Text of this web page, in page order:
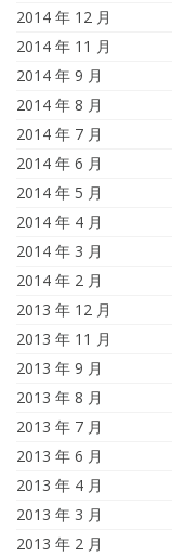
2014 年 12 月
2014 年 11 月
2014 年 9 月
2014 年 8 月
2014 年 7 月
2014 年 6 月
2014 年 5 月
2014 年 4 月
2014 年 3 月
2014 年 2 月
2013 年 12 月
2013 年 11 月
2013 年 9 月
2013 年 8 月
2013 年 7 月
2013 年 6 月
2013 年 4 月
2013 年 3 月
2013 年 2 月